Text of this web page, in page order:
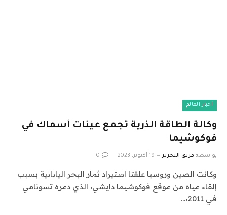
أخبار العالم
وكالة الطاقة الذرية تجمع عينات أسماك في
فوكوشيما
بواسطة فريق التحرير 19 أكتوبر، 2023 0
وكانت الصين وروسيا علقتا استيراد ثمار البحر اليابانية بسبب
إلقاء مياه من موقع فوكوشيما دايشي، الذي دمره تسونامي
في 2011،…